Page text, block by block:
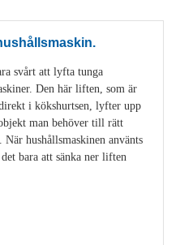
svårt att lyfta tunga
Den här liften, som är
i kökshurtsen, lyfter upp
man behöver till rätt
När hushållsmaskinen använts
bara att sänka ner liften